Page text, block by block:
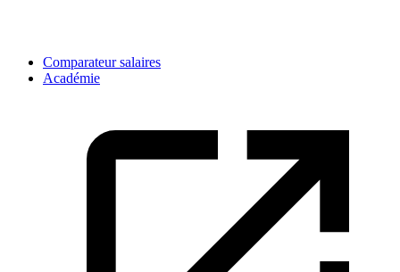
Comparateur salaires
Académie